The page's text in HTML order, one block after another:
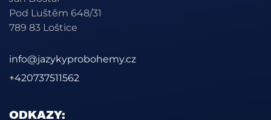
Pod Luštěm 648/31
789 83 Loštice
info@jazykyprobohemy.cz
+420737511562
ODKAZY: